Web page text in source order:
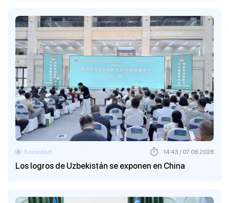
Los logros de Uzbekistán se exponen en China
Sociedad 14:43 / 07.08.2026